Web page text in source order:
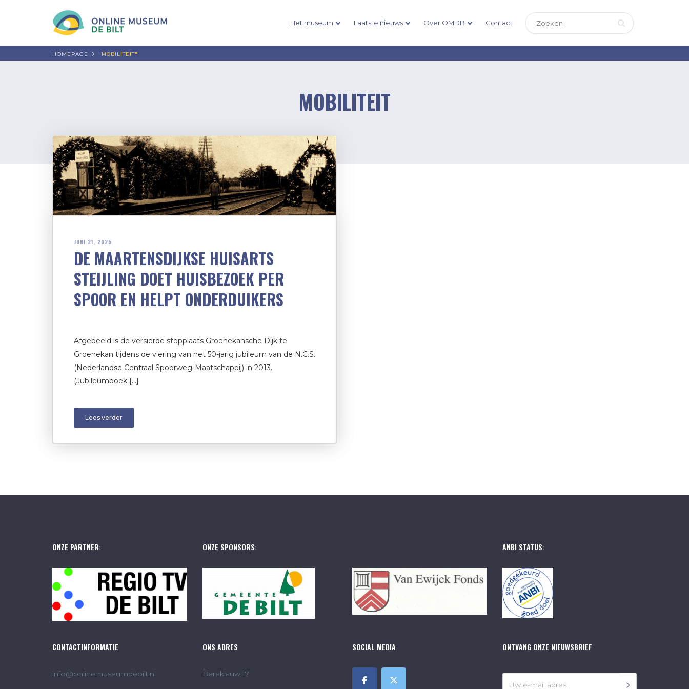
Het museum Laatste nieuws Over OMDB Contact
HOMEPAGE "MOBILITEIT"
MOBILITEIT
JUNI 21, 2025
DE MAARTENSDIJKSE HUISARTS
STEIJLING DOET HUISBEZOEK PER
SPOOR EN HELPT ONDERDUIKERS
Afgebeeld is de versierde stopplaats Groenekansche Dijk te
Groenekan tijdens de viering van het 50-jarig jubileum van de N.C.S.
(Nederlandse Centraal Spoorweg-Maatschappij) in 2013.
(Jubileumboek […]
Lees verder
ONZE PARTNER: ONZE SPONSORS: ANBI STATUS:
CONTACTINFORMATIE
info@onlinemuseumdebilt.nl
ONS ADRES
Bereklauw 17
SOCIAL MEDIA ONTVANG ONZE NIEUWSBRIEF